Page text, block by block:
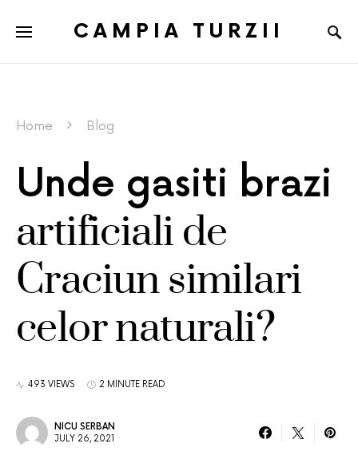
CAMPIA TURZII
Home Blog
Unde gasiti brazi
artificiali de
Craciun similari
celor naturali?
493 VIEWS 2 MINUTE READ
NICU SERBAN
JULY 26, 2021